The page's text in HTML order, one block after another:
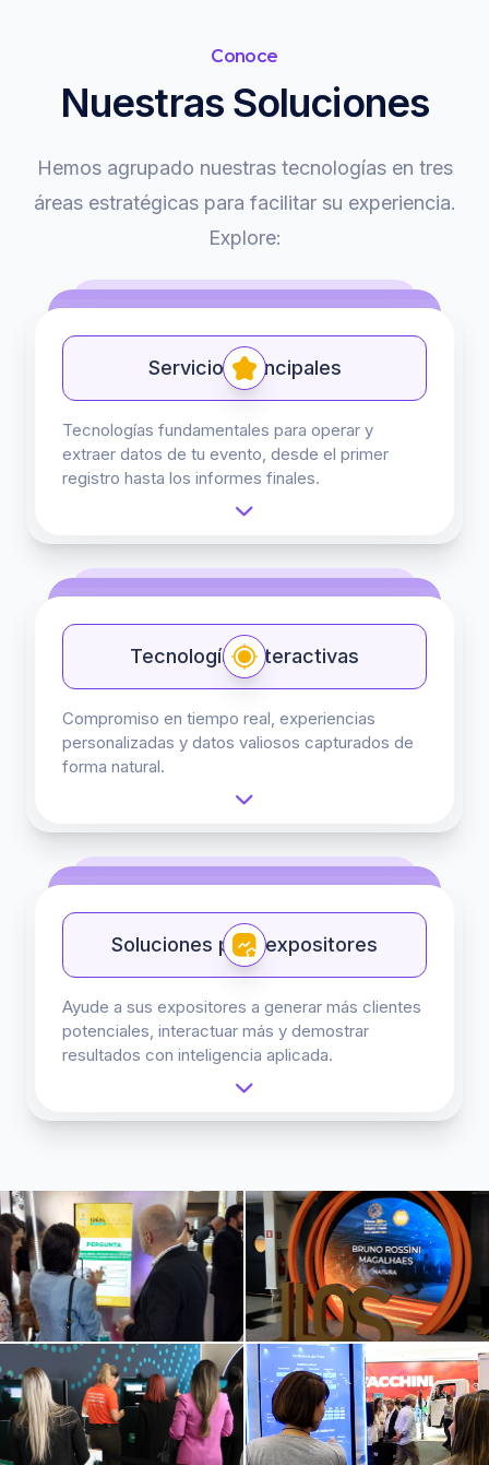
Conoce
Nuestras Soluciones
Hemos agrupado nuestras tecnologías en tres
áreas estratégicas para facilitar su experiencia.
Explore:
Servicios Principales
Tecnologías fundamentales para operar y
extraer datos de tu evento, desde el primer
registro hasta los informes finales.
Tecnologías Interactivas
Compromiso en tiempo real, experiencias
personalizadas y datos valiosos capturados de
forma natural.
Soluciones para expositores
Ayude a sus expositores a generar más clientes
potenciales, interactuar más y demostrar
resultados con inteligencia aplicada.